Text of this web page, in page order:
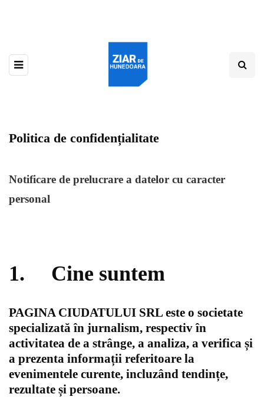
Politica de confidențialitate
Notificare de prelucrare a datelor cu caracter
personal
1. Cine suntem
PAGINA CIUDATULUI SRL este o societate
specializată în jurnalism, respectiv în
activitatea de a strânge, a analiza, a verifica și
a prezenta informații referitoare la
evenimentele curente, incluzând tendințe,
rezultate și persoane.